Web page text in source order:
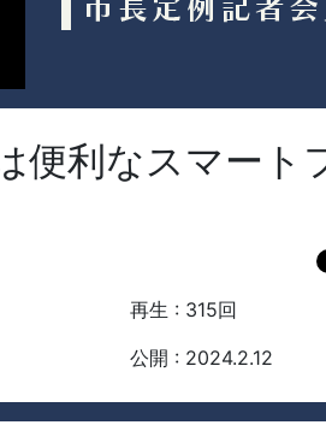
便利なスマート
再生 : 315回
公開 : 2024.2.12